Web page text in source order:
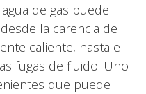
de gas puede
la carencia de
caliente, hasta el
fugas de fluido. Uno
que puede